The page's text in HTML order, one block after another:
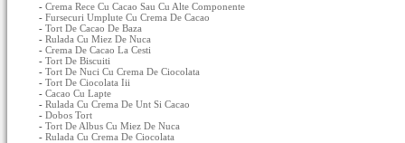
- Crema Rece Cu Cacao Sau Cu Alte Componente
- Fursecuri Umplute Cu Crema De Cacao
- Tort De Cacao De Baza
- Rulada Cu Miez De Nuca
- Crema De Cacao La Cesti
- Tort De Biscuiti
- Tort De Nuci Cu Crema De Ciocolata
- Tort De Ciocolata Iii
- Cacao Cu Lapte
- Rulada Cu Crema De Unt Si Cacao
- Dobos Tort
- Tort De Albus Cu Miez De Nuca
- Rulada Cu Crema De Ciocolata